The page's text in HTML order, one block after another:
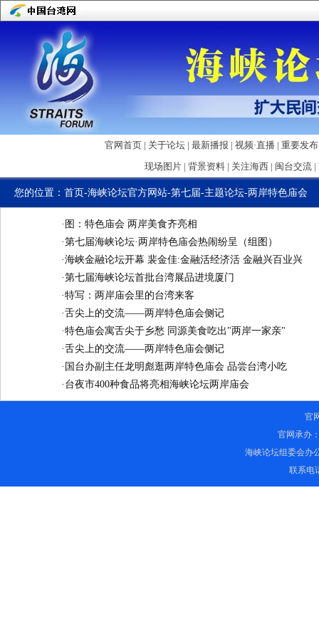
官网首页 | 关于论坛 |最新播报 |视频·直播 |重要发布
现场图片 | 背景资料 | 关注海西 | 闽台交流 |
您的位置： 首页-海峡论坛官方网站-第七届-主题论坛-两岸特色庙会
· 图：特色庙会 两岸美食齐亮相
·第七届海峡论坛·两岸特色庙会热闹纷呈（组图）
·海峡金融论坛开幕 裴金佳:金融活经济活 金融兴百业兴
·第七届海峡论坛首批台湾展品进境厦门
·特写：两岸庙会里的台湾来客
·舌尖上的交流——两岸特色庙会侧记
·特色庙会寓舌尖于乡愁 同源美食吃出"两岸一家亲"
·舌尖上的交流——两岸特色庙会侧记
· 国台办副主任龙明彪逛两岸特色庙会 品尝台湾小吃
· 台夜市400种食品将亮相海峡论坛两岸庙会
官
官网承办
海峡论坛组委会
联系电